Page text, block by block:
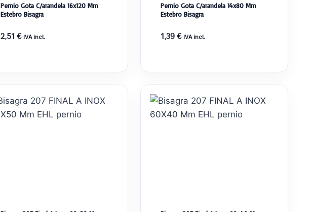
Pernio Gota C/arandela 16x120 Mm
Estebro Bisagra
2,51 € IVA incl.
Pernio Gota C/arandela 14x80 Mm
Estebro Bisagra
1,39€ IVA incl.